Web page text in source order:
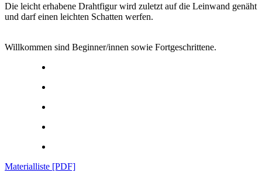
Die leicht erhabene Drahtfigur wird zuletzt auf die Leinwand genäht
und darf einen leichten Schatten werfen.
Willkommen sind Beginner/innen sowie Fortgeschrittene.
Materialliste [PDF]